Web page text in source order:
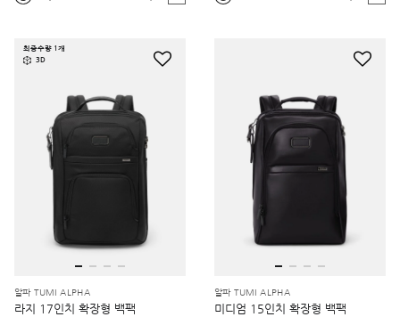
최종수량 1개
3D
알파 TUMI ALPHA
라지 17인치 확장형 백팩
알파 TUMI ALPHA
미디엄 15인치 확장형 백팩